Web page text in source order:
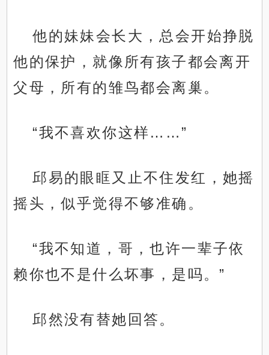
他的妹妹会长大，总会开始挣脱
他的保护，就像所有孩子都会离开
父母，所有的雏鸟都会离巢。
“我不喜欢你这样……”
邱易的眼眶又止不住发红，她摇
摇头，似乎觉得不够准确。
“我不知道，哥，也许一辈子依
赖你也不是什么坏事，是吗。”
邱然没有替她回答。